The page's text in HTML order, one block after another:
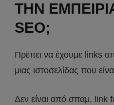
ΤΗΝ
SEO;
Πρέπει να έχουμε links
μιας ιστοσελίδας που
Δεν είναι από σπαμ, link